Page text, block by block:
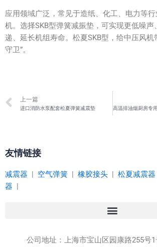
应用领域广泛，常见于造纸、化工、电力等
机。选择SKB型弹簧减振垫，可实现更低噪
递、延长机组寿命。松夏SKB型，给中压风机
守卫”。
Prev
上一篇
进口消防水泵配套松夏弹簧减震垫
友情链接
减震器 | 空气弹簧 | 橡胶接头 | 松夏减震器
器 |
公司地址： 上海市宝山区园康路255号